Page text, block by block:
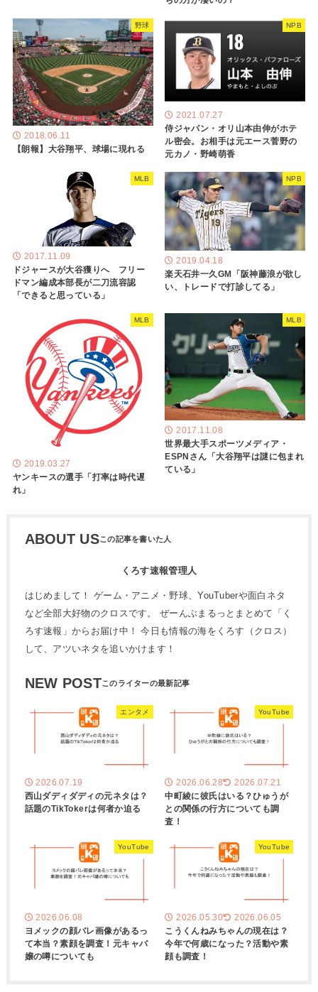
野球
2018.06.11
【朗報】大谷翔平、球場に現れる
NPB
2021.07.27
侍ジャパン・オリ山本由伸がホテ
ル密会。お相手は元エース菅野の
元カノ・野崎萌香
MLB
2017.11.09
ドジャースが大谷獲りへ フリー
ドマン編成本部長が二刀流容認
「できると思っている」
NPB
2019.04.18
楽天石井一久GM「阪神藤浪が欲し
い、トレードで打診してる」
MLB
2019.03.27
ヤンキースの選手「打率は時代遅
れ」
MLB
2017.11.08
世界最大手スポーツメディア・
ESPNさん「大谷翔平は謎に包まれ
ている」
ABOUT US
くろす速報管理人
はじめまして！ ゲーム・アニメ・野球、YouTuberや面白ネタ
など全部大好物のクロスです。 ぜーんぶまるっとまとめて「く
ろす速報」からお届け中！ 今日も情報の海をくろす（クロス）
して、アツいネタを追いかけます！
NEW POST
エンタメ
2026.07.19
西山ダディダディの元ネタは？
話題のTikTokerは何者か迫る
YouTube
2026.06.28 2026.07.21
中町綾に彼氏はいる？ひゅうが
との関係の行方についても調
査！
YouTube
2026.06.08
ヨメックの顔バレ画像があるっ
て本当？素顔を調査！元キャバ
嬢の噂についても
YouTube
2026.05.30 2026.06.05
こうくんねみちゃんの現在は？
今年で何歳になった？活動や素
顔も調査！